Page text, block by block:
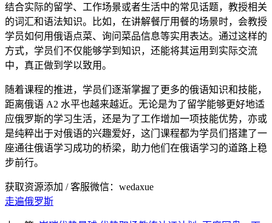
结合实际的留学、工作场景或者生活中的常见话题，教授相关
的词汇和语法知识。比如，在讲解餐厅用餐的场景时，会教授
学员如何用俄语点菜、询问菜品信息等实用表达。通过这样的
方式，学员们不仅能够学到知识，还能将其运用到实际交流
中，真正做到学以致用。
随着课程的推进，学员们逐渐掌握了更多的俄语知识和技能，
距离俄语 A2 水平也越来越近。无论是为了留学能够更好地适
应俄罗斯的学习生活，还是为了工作增加一项技能优势，亦或
是纯粹出于对俄语的兴趣爱好，这门课程都为学员们搭建了一
座通往俄语学习成功的桥梁，助力他们在俄语学习的道路上稳
步前行。
获取资源添加 / 客服微信：wedaxue
走遍俄罗斯